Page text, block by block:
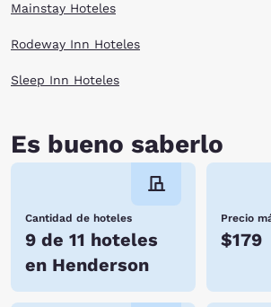
Mainstay Hoteles
Rodeway Inn Hoteles
Sleep Inn Hoteles
Es bueno saberlo
Cantidad de hoteles
9 de 11 hoteles
en Henderson
Precio
$179